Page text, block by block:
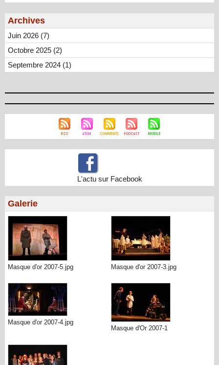
Archives
Juin 2026 (7)
Octobre 2025 (2)
Septembre 2024 (1)
L'actu sur Facebook
Galerie
Masque d'or 2007-5.jpg Masque d'or 2007-3.jpg
Masque d'or 2007-4.jpg
Masque d'Or 2007-1